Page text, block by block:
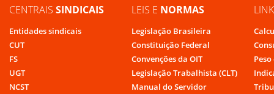
CENTRAIS SINDICAIS
Entidades sindicais
CUT
FS
UGT
NCST
LEIS E NORMAS
Legislação Brasileira
Constituição Federal
Convenções da OIT
Legislação Trabalhista (CLT)
Manual do Servidor